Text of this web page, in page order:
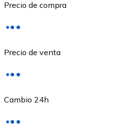
ETH
Precio de compra
Precio de venta
Cambio 24h